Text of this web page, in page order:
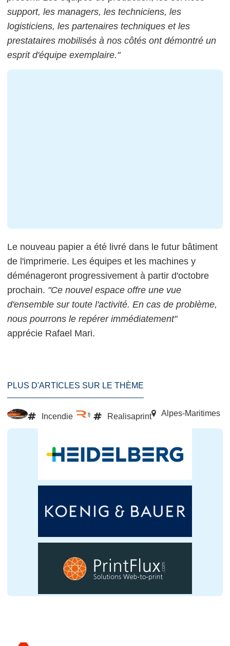
support, les managers, les techniciens, les
logisticiens, les partenaires techniques et les
prestataires mobilisés à nos côtés ont démontré un
esprit d'équipe exemplaire."
Le nouveau papier a été livré dans le futur bâtiment
de l'imprimerie. Les équipes et les machines y
déménageront progressivement à partir d'octobre
prochain. "Ce nouvel espace offre une vue
d'ensemble sur toute l'activité. En cas de problème,
nous pourrons le repérer immédiatement"
apprécie Rafael Mari.
PLUS D'ARTICLES SUR LE THÈME
Incendie Realisaprint Alpes-Maritimes